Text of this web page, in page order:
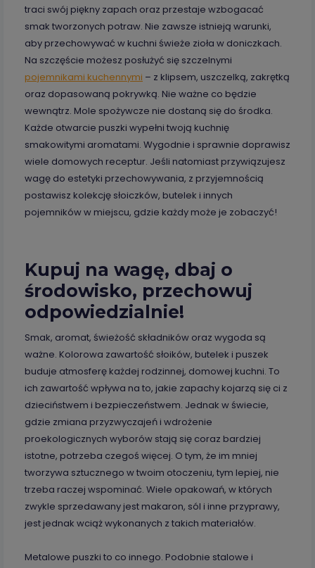
traci swój piękny zapach oraz przestaje wzbogacać
smak tworzonych potraw. Nie zawsze istnieją warunki,
aby przechowywać w kuchni świeże zioła w doniczkach.
Na szczęście możesz posłużyć się szczelnymi
pojemnikami kuchennymi – z klipsem, uszczelką, zakrętką
oraz dopasowaną pokrywką. Nie ważne co będzie
wewnątrz. Mole spożywcze nie dostaną się do środka.
Każde otwarcie puszki wypełni twoją kuchnię
smakowitymi aromatami. Wygodnie i sprawnie doprawisz
wiele domowych receptur. Jeśli natomiast przywiązujesz
wagę do estetyki przechowywania, z przyjemnością
postawisz kolekcję słoiczków, butelek i innych
pojemników w miejscu, gdzie każdy może je zobaczyć!
Kupuj na wagę, dbaj o
środowisko, przechowuj
odpowiedzialnie!
Smak, aromat, świeżość składników oraz wygoda są
ważne. Kolorowa zawartość słoików, butelek i puszek
buduje atmosferę każdej rodzinnej, domowej kuchni. To
ich zawartość wpływa na to, jakie zapachy kojarzą się ci z
dzieciństwem i bezpieczeństwem. Jednak w świecie,
gdzie zmiana przyzwyczajeń i wdrożenie
proekologicznych wyborów stają się coraz bardziej
istotne, potrzeba czegoś więcej. O tym, że im mniej
tworzywa sztucznego w twoim otoczeniu, tym lepiej, nie
trzeba raczej wspominać. Wiele opakowań, w których
zwykle sprzedawany jest makaron, sól i inne przyprawy,
jest jednak wciąż wykonanych z takich materiałów.
Metalowe puszki to co innego. Podobnie stalowe i